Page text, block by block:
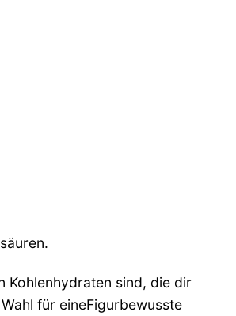
Kohlenhydraten sind, die dir
für eineFigurbewusste